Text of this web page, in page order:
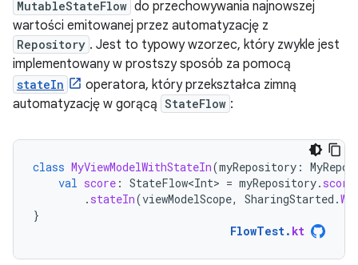
MutableStateFlow do przechowywania najnowszej
wartości emitowanej przez automatyzację z
Repository . Jest to typowy wzorzec, który zwykle jest
implementowany w prostszy sposób za pomocą
stateIn
operatora, który przekształca zimną
automatyzację w gorącą StateFlow :
class MyViewModelWithStateIn(myRepository :
val score : StateFlow<Int> = myRepository.
. stateIn(viewModelScope, SharingStarted .
}
FlowTest. kt